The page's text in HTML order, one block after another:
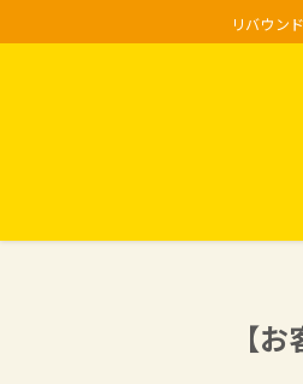
リバウン
【